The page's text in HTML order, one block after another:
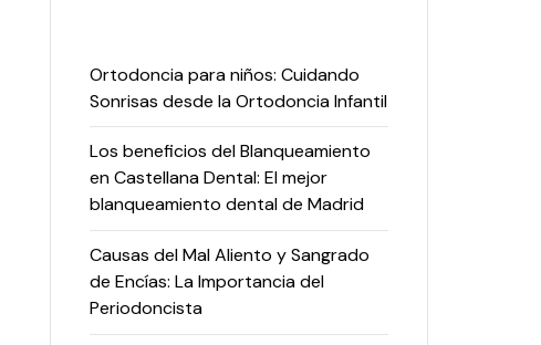
Ortodoncia para niños: Cuidando
Sonrisas desde la Ortodoncia Infantil
Los beneficios del Blanqueamiento
en Castellana Dental: El mejor
blanqueamiento dental de Madrid
Causas del Mal Aliento y Sangrado
de Encías: La Importancia del
Periodoncista